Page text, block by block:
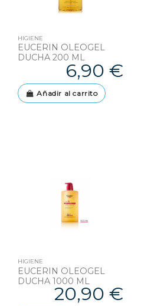
HIGIENE
EUCERIN OLEOGEL
DUCHA 200 ML
6,90 €
Añadir al carrito
HIGIENE
EUCERIN OLEOGEL
DUCHA 1000 ML
20,90 €